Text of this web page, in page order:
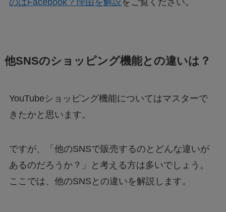
他SNSのショッピング機能との違いは？
YouTubeショッピング機能についてはマスターで
きたかと思います。
ですが、「他のSNSで販売するのとどんな違いが
あるのだろうか？」と考える方は多いでしょう。
ここでは、他のSNSとの違いを解説します。